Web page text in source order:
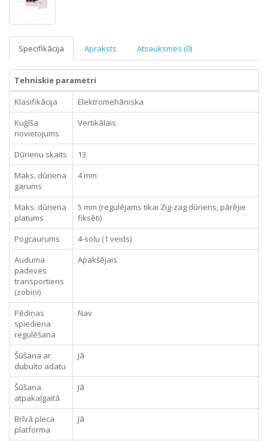
Specifikācija Apraksts Atsauksmes (0)
Tehniskie parametri
Klasifikācija
Elektromehāniska
Kuģīša
novietojums
Vertikālais
Dūrienu skaits
13
Maks. dūriena
garums
4 mm
Maks. dūriena
platums
5 mm (regulējams tikai Zig-zag dūriens, pārējie
fiksēti)
Pogcaurums
4-soļu (1 veids)
Auduma
padeves
transportieris
(zobiņi)
Apakšējais
Pēdiņas
spiediena
regulēšana
Nav
Šūšana ar
dubulto adatu
Jā
Šūšana
atpakaļgaitā
Jā
Brīvā pleca
platforma
Jā